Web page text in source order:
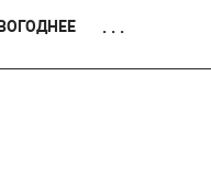
. . .